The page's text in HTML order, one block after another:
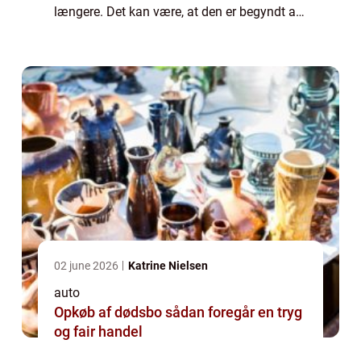
længere. Det kan være, at den er begyndt at
02 june 2026 Katrine Nielsen
auto
Opkøb af dødsbo sådan foregår en tryg
og fair handel